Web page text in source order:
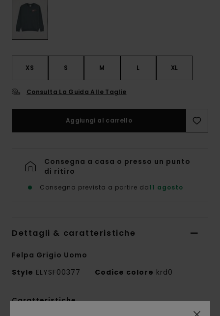
XS S M L XL
Consulta La Guida Alle Taglie
Aggiungi al carrello
Consegna a casa o presso un punto
di ritiro
Consegna prevista a partire da11 agosto
Dettagli & caratteristiche
Felpa Grigio Uomo
Style ELYSF00377 Codice colore krd0
Caratteristiche